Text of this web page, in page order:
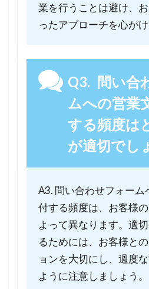
業を行うことは避け、
ったアプローチを心がけ
Q3. 問い合
ムへの営業
する頻度は
が適切でし
A3. 問い合わせフォーム
付する頻度は、お客様
よって異なります。適
るためには、お客様と
ョンを大切にし、過度
ように注意しましょう。